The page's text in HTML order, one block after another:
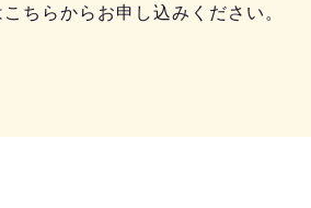
ちらからお申し込みください。